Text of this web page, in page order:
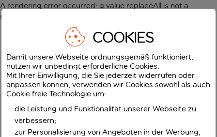
A rendering error occurred: g.value.replaceAll is not a
function
COOKIES
Damit unsere Webseite ordnungsgemäß funktioniert,
nutzen wir unbedingt erforderliche Cookies.
Mit Ihrer Einwilligung, die Sie jederzeit widerrufen oder
anpassen können, verwenden wir Cookies sowohl als auch
Cookie freie Technologie um:
die Leistung und Funktionalität unserer Webseite zu
verbessern;
zur Personalisierung von Angeboten in der Werbung,